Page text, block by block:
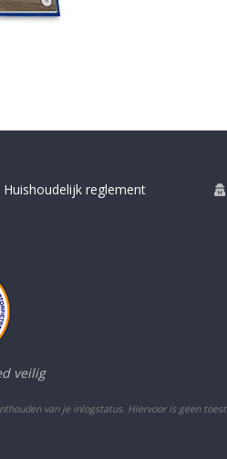
Huishoudelijk reglement
veilig
van je inlogstatus. Hiervoor is geen